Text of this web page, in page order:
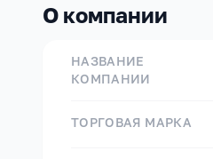
О компании
НАЗВАНИЕ
КОМПАНИИ
ТОРГОВАЯ МАРКА